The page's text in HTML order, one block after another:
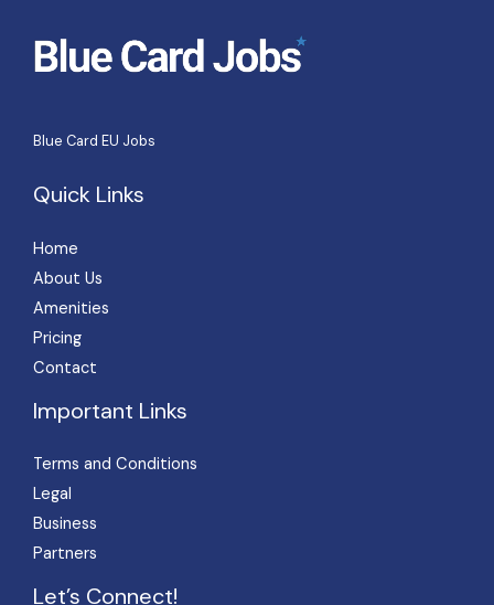
Blue Card EU Jobs
Quick Links
Home
About Us
Amenities
Pricing
Contact
Important Links
Terms and Conditions
Legal
Business
Partners
Let’s Connect!